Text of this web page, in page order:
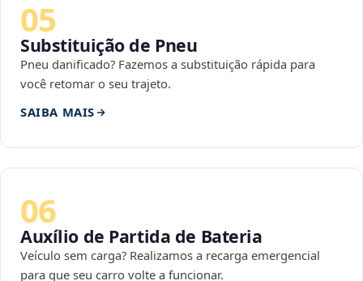
05
Substituição de Pneu
Pneu danificado? Fazemos a substituição rápida para
você retomar o seu trajeto.
SAIBA MAIS
06
Auxílio de Partida de Bateria
Veículo sem carga? Realizamos a recarga emergencial
para que seu carro volte a funcionar.